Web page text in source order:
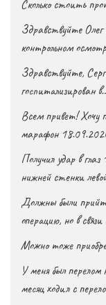
Сколько стоить
Здравствуйте
контрольном
Здравствуйте,
госпитализирован
Всем привет! Хочу
марафон
Получил удар в
нижней стенки
Должны были
операцию, но в
Можно тоже
У меня был
месяц ходил с